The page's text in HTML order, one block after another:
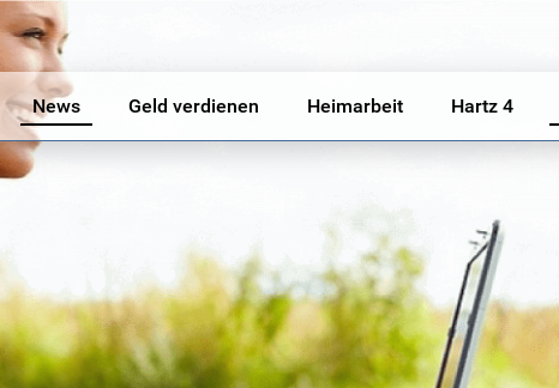
News Geld verdienen Heimarbeit Hartz 4